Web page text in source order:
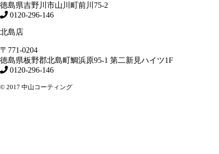
徳島県吉野川市山川町前川75-2
0120-296-146
北島店
〒771-0204
徳島県板野郡北島町鯛浜原95-1 第二新見ハイツ1F
0120-296-146
© 2017 中山コーティング